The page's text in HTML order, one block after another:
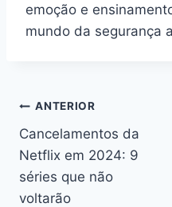
emoção e
mundo da segurança
Navegação
de
Post
ANTERIOR
Cancelamentos da
Netflix em 2024: 9
séries que não
voltarão